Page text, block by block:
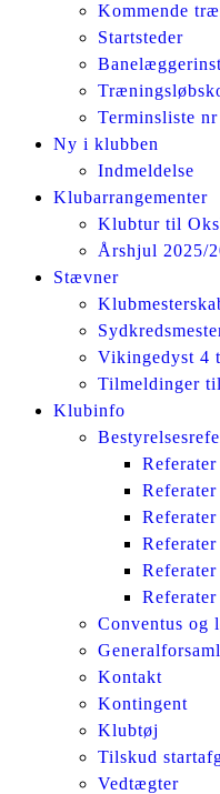
Kommende
Startsteder
Terminsliste
Ny i klubben
Indmeldelse
Klubarrangementer
Klubtur til
Årshjul 2025/
Stævner
Vikingedyst 4
Tilmeldinger
Klubinfo
Referater
Referater
Conventus og
Kontakt
Kontingent
Klubtøj
Tilskud
Vedtægter